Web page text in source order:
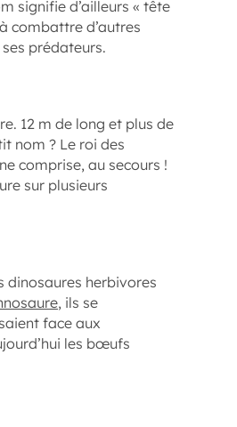
signifie d’ailleurs « tête
combattre d’autres
prédateurs.
12 m de long et plus de
nom ? Le roi des
comprise, au secours !
sur plusieurs
dinosaures herbivores
, ils se
face aux
les bœufs